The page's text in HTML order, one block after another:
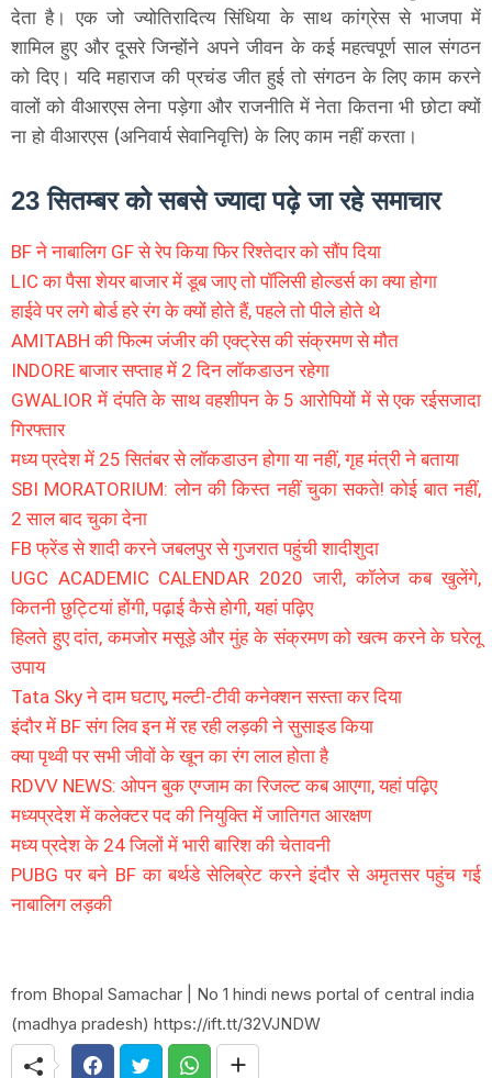
देता है। एक जो ज्योतिरादित्य सिंधिया के साथ कांग्रेस से भाजपा में
शामिल हुए और दूसरे जिन्होंने अपने जीवन के कई महत्वपूर्ण साल संगठन
को दिए। यदि महाराज की प्रचंड जीत हुई तो संगठन के लिए काम करने
वालों को वीआरएस लेना पड़ेगा और राजनीति में नेता कितना भी छोटा क्यों
ना हो वीआरएस (अनिवार्य सेवानिवृत्ति) के लिए काम नहीं करता।
23 सितम्बर को सबसे ज्यादा पढ़े जा रहे समाचार
BF ने नाबालिग GF से रेप किया फिर रिश्तेदार को सौंप दिया
LIC का पैसा शेयर बाजार में डूब जाए तो पॉलिसी होल्डर्स का क्या होगा
हाईवे पर लगे बोर्ड हरे रंग के क्यों होते हैं, पहले तो पीले होते थे
AMITABH की फिल्म जंजीर की एक्ट्रेस की संक्रमण से मौत
INDORE बाजार सप्ताह में 2 दिन लॉकडाउन रहेगा
GWALIOR में दंपति के साथ वहशीपन के 5 आरोपियों में से एक रईसजादा
गिरफ्तार
मध्य प्रदेश में 25 सितंबर से लॉकडाउन होगा या नहीं, गृह मंत्री ने बताया
SBI MORATORIUM: लोन की किस्त नहीं चुका सकते! कोई बात नहीं,
2 साल बाद चुका देना
FB फ्रेंड से शादी करने जबलपुर से गुजरात पहुंची शादीशुदा
UGC ACADEMIC CALENDAR 2020 जारी, कॉलेज कब खुलेंगे,
कितनी छुट्टियां होंगी, पढ़ाई कैसे होगी, यहां पढ़िए
हिलते हुए दांत, कमजोर मसूड़े और मुंह के संक्रमण को खत्म करने के घरेलू
उपाय
Tata Sky ने दाम घटाए, मल्टी-टीवी कनेक्शन सस्ता कर दिया
इंदौर में BF संग लिव इन में रह रही लड़की ने सुसाइड किया
क्या पृथ्वी पर सभी जीवों के खून का रंग लाल होता है
RDVV NEWS: ओपन बुक एग्जाम का रिजल्ट कब आएगा, यहां पढ़िए
मध्यप्रदेश में कलेक्टर पद की नियुक्ति में जातिगत आरक्षण
मध्य प्रदेश के 24 जिलों में भारी बारिश की चेतावनी
PUBG पर बने BF का बर्थडे सेलिब्रेट करने इंदौर से अमृतसर पहुंच गई
नाबालिग लड़की
from Bhopal Samachar | No 1 hindi news portal of central india
(madhya pradesh) https://ift.tt/32VJNDW